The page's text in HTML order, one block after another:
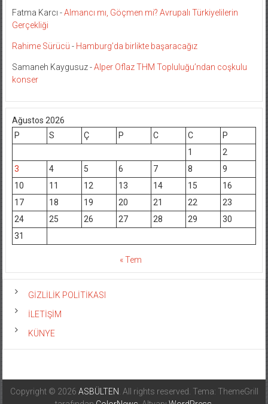
Fatma Karcı -Almancı mı, Göçmen mi? Avrupalı Türkiyelilerin
Gerçekliği
Rahime Sürücü - Hamburg’da birlikte başaracağız
Samaneh Kaygusuz-Alper Oflaz THM Topluluğu’ndan coşkulu
konser
Ağustos 2026
P
S Ç P C C
P
1
2
3
4 5 6 7 8
9
10
11 12 13 14 15
16
17
18 19 20 21 22
23
24
25 26 27 28 29
30
31
« Tem
GİZLİLİK POLİTİKASI
İLETİŞİM
KÜNYE
Copyright © 2026 ASBÜLTEN . All rights reserved. Tema: ThemeGrill